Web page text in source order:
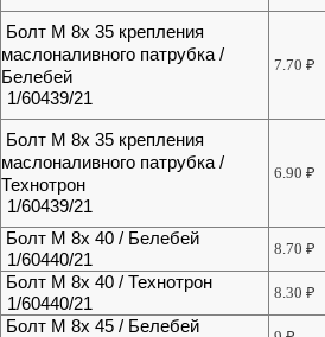
Болт М 8х 35 крепления
маслоналивного патрубка /
Белебей
1/60439/21
7.70₽
Болт М 8х 35 крепления
маслоналивного патрубка /
Технотрон
1/60439/21
6.90₽
Болт М 8х 40 / Белебей
1/60440/21
8.70₽
Болт М 8х 40 / Технотрон
1/60440/21
8.30₽
Болт М 8х 45 / Белебей